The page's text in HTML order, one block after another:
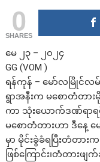
0
SHARES
မေ ၂၃ – ၂၀၂၄
GG (VOM )
ရန်ကုန် – မော်လမြိုင်လမ်
ရွာအနီးက မစောတံတာ
ကာ သုံးယောက်ဒဏ်ရာ
မစောတံတားဟာ ဒီနေ့
မှာ မိုင်းခွဲခံရပြီးတံတာ
ဖြစ်ကြောင်း၊တံတားဖ